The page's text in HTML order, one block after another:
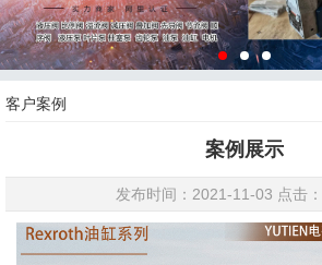
客户案例
案例展示
发布时间：2021-11-03 点击：